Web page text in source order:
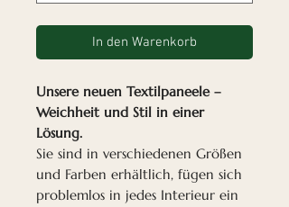
In den Warenkorb
Unsere neuen Textilpaneele –
Weichheit und Stil in einer
Lösung.
Sie sind in verschiedenen Größen
und Farben erhältlich, fügen sich
problemlos in jedes Interieur ein